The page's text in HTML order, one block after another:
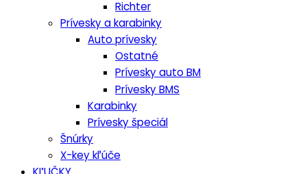
Richter
Prívesky a karabinky
Auto prívesky
Ostatné
Prívesky auto BM
Prívesky BMS
Karabinky
Prívesky špeciál
Šnúrky
X-key kľúče